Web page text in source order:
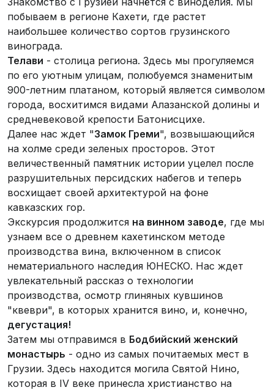
побываем в регионе Кахети, где растет
наибольшее количество сортов грузинского
винограда.
Телави - столица региона. Здесь мы прогуляемся
по его уютным улицам, полюбуемся знаменитым
900-летним платаном, который является символом
города, восхитимся видами Алазанской долины и
средневековой крепости Батонисцихе.
Далее нас ждет "Замок Греми", возвышающийся
на холме среди зеленых просторов. Этот
величественный памятник истории уцелел после
разрушительных персидских набегов и теперь
восхищает своей архитектурой на фоне
кавказских гор.
Экскурсия продолжится на винном заводе, где мы
узнаем все о древнем кахетинском методе
производства вина, включенном в список
нематериального наследия ЮНЕСКО. Нас ждет
увлекательный рассказ о технологии
производства, осмотр глиняных кувшинов
"квеври", в которых хранится вино, и, конечно,
дегустация!
Затем мы отправимся в Бодбийский женский
монастырь - одно из самых почитаемых мест в
Грузии. Здесь находится могила Святой Нино,
которая в IV веке принесла христианство на